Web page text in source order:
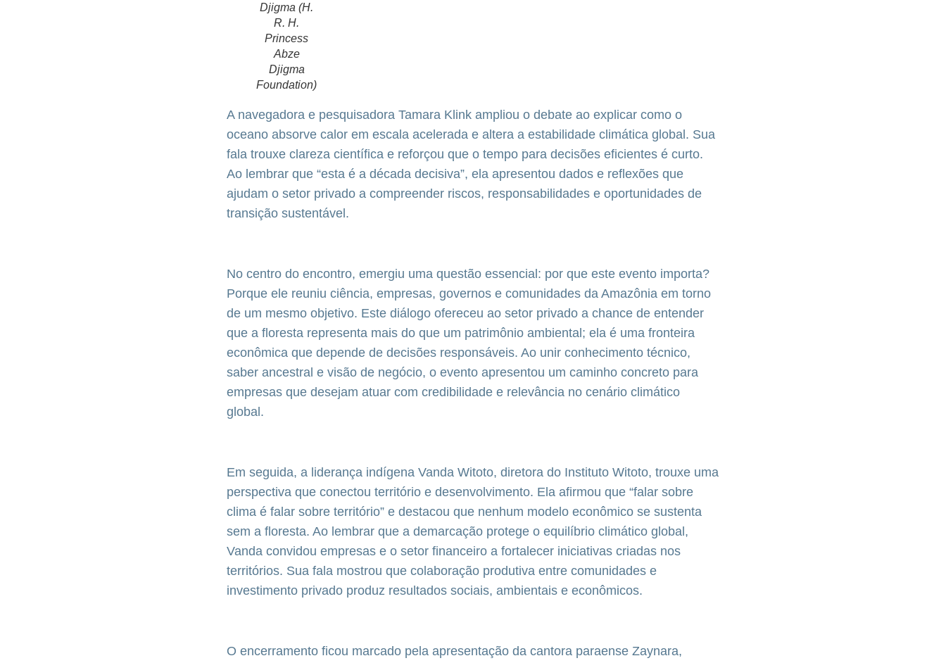
Djigma (H.
R. H.
Princess
Abze
Djigma
Foundation)
A navegadora e pesquisadora Tamara Klink ampliou o debate ao explicar como o
oceano absorve calor em escala acelerada e altera a estabilidade climática global. Sua
fala trouxe clareza científica e reforçou que o tempo para decisões eficientes é curto.
Ao lembrar que “esta é a década decisiva”, ela apresentou dados e reflexões que
ajudam o setor privado a compreender riscos, responsabilidades e oportunidades de
transição sustentável.
No centro do encontro, emergiu uma questão essencial: por que este evento importa?
Porque ele reuniu ciência, empresas, governos e comunidades da Amazônia em torno
de um mesmo objetivo. Este diálogo ofereceu ao setor privado a chance de entender
que a floresta representa mais do que um patrimônio ambiental; ela é uma fronteira
econômica que depende de decisões responsáveis. Ao unir conhecimento técnico,
saber ancestral e visão de negócio, o evento apresentou um caminho concreto para
empresas que desejam atuar com credibilidade e relevância no cenário climático
global.
Em seguida, a liderança indígena Vanda Witoto, diretora do Instituto Witoto, trouxe uma
perspectiva que conectou território e desenvolvimento. Ela afirmou que “falar sobre
clima é falar sobre território” e destacou que nenhum modelo econômico se sustenta
sem a floresta. Ao lembrar que a demarcação protege o equilíbrio climático global,
Vanda convidou empresas e o setor financeiro a fortalecer iniciativas criadas nos
territórios. Sua fala mostrou que colaboração produtiva entre comunidades e
investimento privado produz resultados sociais, ambientais e econômicos.
O encerramento ficou marcado pela apresentação da cantora paraense Zaynara,